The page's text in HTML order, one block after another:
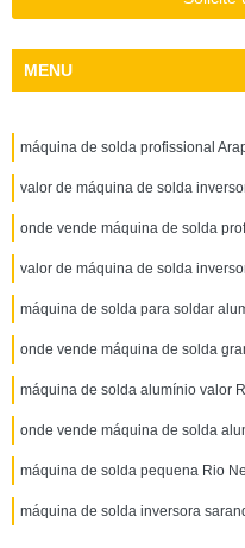
MENU
máquina de solda profissional
valor de máquina de solda
onde vende máquina de solda
valor de máquina de solda
máquina de solda para soldar
onde vende máquina de solda
máquina de solda alumínio valor
onde vende máquina de solda
máquina de solda pequena Rio
máquina de solda inversora